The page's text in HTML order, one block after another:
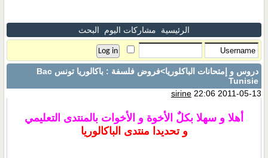
الرئيسية مشاركات اليوم البحث
دروس و إمتحانات الباكلوريا
>فروض فلسفة : باكالوريا تونس Bac
Tunisie
sirine22:06 2011-05-13
أهلا و سهلا بكلٌ الأخوة و الأخوات بالمنتدى التعليمي
و تحديدا منتدى الباكالوريا